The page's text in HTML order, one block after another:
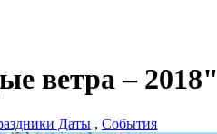
ветра – 2018"
Даты , События